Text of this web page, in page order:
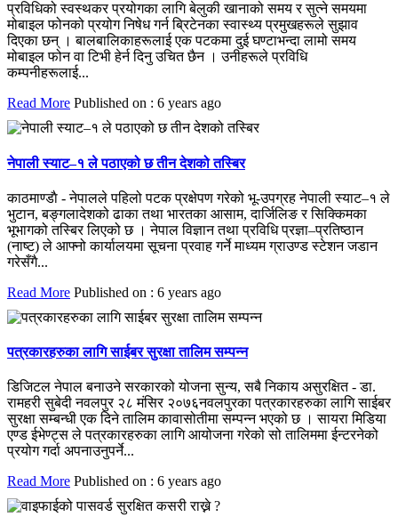
प्रविधिको स्वस्थकर प्रयोगका लागि बेलुकी खानाको समय र सुत्ने समयमा
मोबाइल फोनको प्रयोग निषेध गर्न ब्रिटेनका स्वास्थ्य प्रमुखहरूले सुझाव
दिएका छन् । बालबालिकाहरूलाई एक पटकमा दुई घण्टाभन्दा लामो समय
मोबाइल फोन वा टिभी हेर्न दिनु उचित छैन । उनीहरूले प्रविधि
कम्पनीहरूलाई...
Read More Published on : 6 years ago
नेपाली स्याट–१ ले पठाएको छ तीन देशको तस्बिर
काठमाण्डाै - नेपालले पहिलो पटक प्रक्षेपण गरेको भू-उपग्रह नेपाली स्याट–१ ले
भुटान, बङ्गलादेशको ढाका तथा भारतका आसाम, दार्जिलिङ र सिक्किमका
भूभागको तस्बिर लिएको छ । नेपाल विज्ञान तथा प्रविधि प्रज्ञा–प्रतिष्ठान
(नाष्ट) ले आफ्नो कार्यालयमा सूचना प्रवाह गर्ने माध्यम ग्राउण्ड स्टेशन जडान
गरेसँगै...
Read More Published on : 6 years ago
पत्रकारहरुका लागि साईबर सुरक्षा तालिम सम्पन्न
डिजिटल नेपाल बनाउने सरकारको योजना सुन्य, सबै निकाय असुरक्षित - डा.
रामहरी सुबेदी नवलपुर २८ मंसिर २०७६नवलपुरका पत्रकारहरुका लागि साईबर
सुरक्षा सम्बन्धी एक दिने तालिम कावासोतीमा सम्पन्न भएको छ । सायरा मिडिया
एण्ड ईभेण्ट्स ले पत्रकारहरुका लागि आयोजना गरेको सो तालिममा ईन्टरनेको
प्रयोग गर्दा अपनाउनुपर्ने...
Read More Published on : 6 years ago